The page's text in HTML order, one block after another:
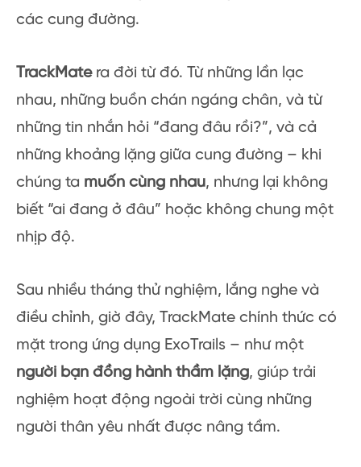
các cung đường.
TrackMatera đời từ đó. Từ những lần lạc
nhau, những buồn chán ngáng chân, và từ
những tin nhắn hỏi “đang đâu rồi?”, và cả
những khoảng lặng giữa cung đường – khi
chúng ta muốn cùng nhau, nhưng lại không
biết “ai đang ở đâu” hoặc không chung một
nhịp độ.
Sau nhiều tháng thử nghiệm, lắng nghe và
điều chỉnh, giờ đây, TrackMate chính thức có
mặt trong ứng dụng ExoTrails – như một
người bạn đồng hành thầm lặng, giúp trải
nghiệm hoạt động ngoài trời cùng những
người thân yêu nhất được nâng tầm.